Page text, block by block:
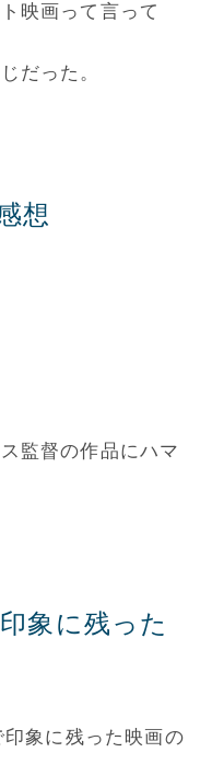
映画って言って
だった。
想
監督の作品にハマ
象に残った
象に残った映画の